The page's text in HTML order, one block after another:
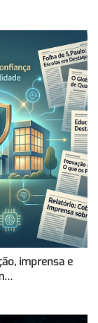
imprensa e